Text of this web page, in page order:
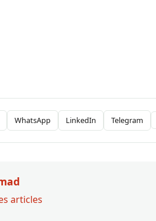
WhatsApp LinkedIn Telegram
articles